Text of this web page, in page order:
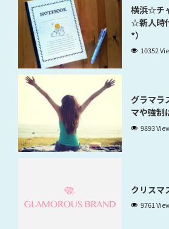
横浜☆チ
☆新人時
*）
10352
グラマラ
マや強制
9893
クリスマ
9761